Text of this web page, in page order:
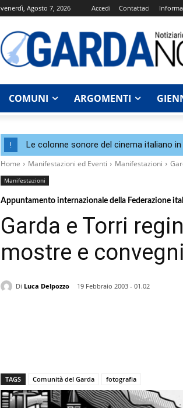
venerdì, Agosto 7, 2026 Accedi Contattaci
COMUNI ARGOMENTI
! Le colonne sonore del cinema italiano
Home Manifestazioni ed Eventi Manifestazioni
Manifestazioni
Appuntamento internazionale della Federazione
Garda e Torri
mostre e convegni
Di Luca Delpozzo
19 Febbraio 2003 - 01.02
TAGS Comunità del Garda fotografia